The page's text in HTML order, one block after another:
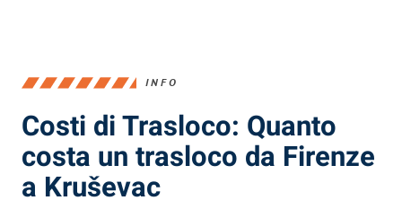
INFO
Costi di Trasloco: Quanto
costa un trasloco da Firenze
a Kruševac